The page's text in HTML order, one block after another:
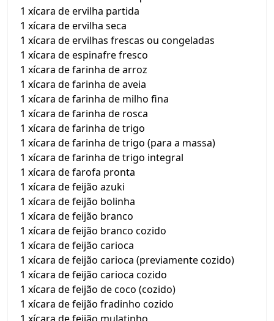
1 xícara de ervilha partida
1 xícara de ervilha seca
1 xícara de ervilhas frescas ou congeladas
1 xícara de espinafre fresco
1 xícara de farinha de arroz
1 xícara de farinha de aveia
1 xícara de farinha de milho fina
1 xícara de farinha de rosca
1 xícara de farinha de trigo
1 xícara de farinha de trigo (para a massa)
1 xícara de farinha de trigo integral
1 xícara de farofa pronta
1 xícara de feijão azuki
1 xícara de feijão bolinha
1 xícara de feijão branco
1 xícara de feijão branco cozido
1 xícara de feijão carioca
1 xícara de feijão carioca (previamente cozido)
1 xícara de feijão carioca cozido
1 xícara de feijão de coco (cozido)
1 xícara de feijão fradinho cozido